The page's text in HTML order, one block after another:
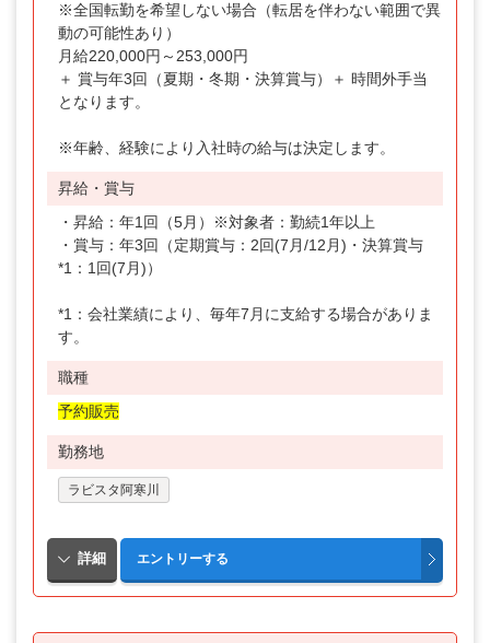
※全国転勤を希望しない場合（転居を伴わない範囲で異
動の可能性あり）
月給220,000円～253,000円
＋ 賞与年3回（夏期・冬期・決算賞与）＋ 時間外手当
となります。
※年齢、経験により入社時の給与は決定します。
昇給・賞与
・昇給：年1回（5月）※対象者：勤続1年以上
・賞与：年3回（定期賞与：2回(7月/12月)・決算賞与
*1：1回(7月)）
*1：会社業績により、毎年7月に支給する場合がありま
す。
職種
予約販売
勤務地
ラビスタ阿寒川